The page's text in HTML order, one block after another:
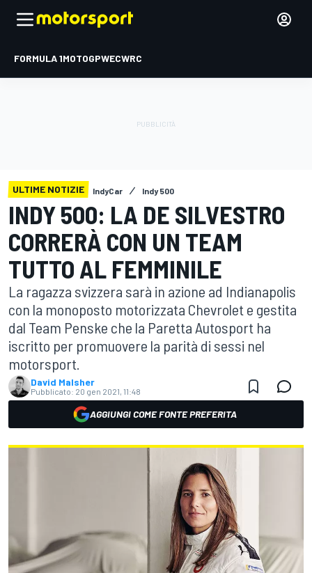
FORMULA 1MOTOGPWECWRC
ULTIME NOTIZIE IndyCar Indy 500
INDY 500: LA DE SILVESTRO
CORRERÀ CON UN TEAM
TUTTO AL FEMMINILE
La ragazza svizzera sarà in azione ad Indianapolis
con la monoposto motorizzata Chevrolet e gestita
dal Team Penske che la Paretta Autosport ha
iscritto per promuovere la parità di sessi nel
motorsport.
David Malsher
Pubblicato: 20 gen 2021, 11:48
AGGIUNGI COME FONTE PREFERITA